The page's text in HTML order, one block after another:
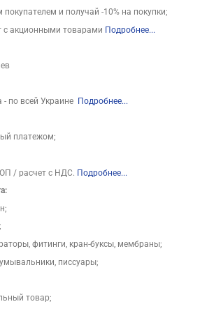
и получай -10% на покупки;
с акционными товарами Подробнее...
по всей Украине Подробнее...
платежом;
/ расчет с НДС. Подробнее...
фитинги, кран-буксы, мембраны;
писсуары;
товар;